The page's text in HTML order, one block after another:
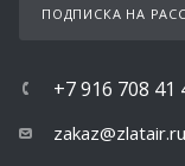
ПОДПИСКА НА
+7 916 708 41
zakaz@zlatair.ru